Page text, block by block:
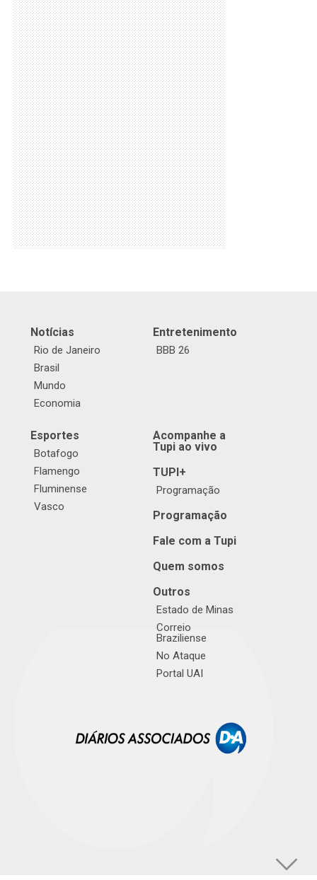
Notícias
Rio de Janeiro
Brasil
Mundo
Economia
Entretenimento
BBB 26
Esportes
Botafogo
Flamengo
Fluminense
Vasco
Acompanhe a
Tupi ao vivo
TUPI+
Programação
Programação
Fale com a Tupi
Quem somos
Outros
Estado de Minas
Correio
Braziliense
No Ataque
Portal UAI